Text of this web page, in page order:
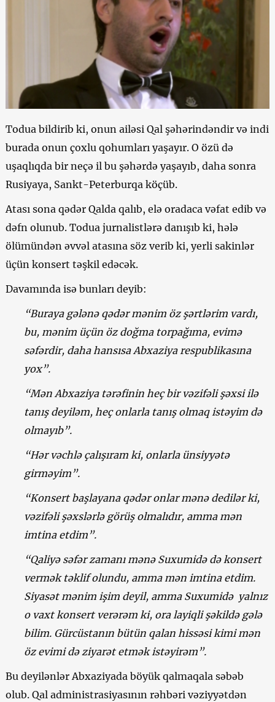
Todua bildirib ki, onun ailəsi Qal şəhərindəndir və indi
burada onun çoxlu qohumları yaşayır. O özü də
uşaqlıqda bir neçə il bu şəhərdə yaşayıb, daha sonra
Rusiyaya, Sankt-Peterburqa köçüb.
Atası sona qədər Qalda qalıb, elə oradaca vəfat edib və
dəfn olunub. Todua jurnalistlərə danışıb ki, hələ
ölümündən əvvəl atasına söz verib ki, yerli sakinlər
üçün konsert təşkil edəcək.
Davamında isə bunları deyib:
“Buraya gələnə qədər mənim öz şərtlərim vardı,
bu, mənim üçün öz doğma torpağıma, evimə
səfərdir, daha hansısa Abxaziya respublikasına
yox”.
“Mən Abxaziya tərəfinin heç bir vəzifəli şəxsi ilə
tanış deyiləm, heç onlarla tanış olmaq istəyim də
olmayıb”.
“Hər vəchlə çalışıram ki, onlarla ünsiyyətə
girməyim”.
“Konsert başlayana qədər onlar mənə dedilər ki,
vəzifəli şəxslərlə görüş olmalıdır, amma mən
imtina etdim”.
“Qaliyə səfər zamanı mənə Suxumidə də konsert
vermək təklif olundu, amma mən imtina etdim.
Siyasət mənim işim deyil, amma Suxumidə yalnız
o vaxt konsert verərəm ki, ora layiqli şəkildə gələ
bilim. Gürcüstanın bütün qalan hissəsi kimi mən
öz evimi də ziyarət etmək istəyirəm”.
Bu deyilənlər Abxaziyada böyük qalmaqala səbəb
olub. Qal administrasiyasının rəhbəri vəziyyətdən